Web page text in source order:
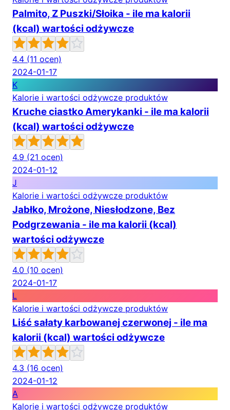
Palmito, Z Puszki/Słoika - ile ma kalorii
(kcal) wartości odżywcze
4.4 (11 ocen)
2024-01-17
K
Kalorie i wartości odżywcze produktów
Kruche ciastko Amerykanki - ile ma kalorii
(kcal) wartości odżywcze
4.9 (21 ocen)
2024-01-12
J
Kalorie i wartości odżywcze produktów
Jabłko, Mrożone, Niesłodzone, Bez
Podgrzewania - ile ma kalorii (kcal)
wartości odżywcze
4.0 (10 ocen)
2024-01-17
L
Kalorie i wartości odżywcze produktów
Liść sałaty karbowanej czerwonej - ile ma
kalorii (kcal) wartości odżywcze
4.3 (16 ocen)
2024-01-12
A
Kalorie i wartości odżywcze produktów